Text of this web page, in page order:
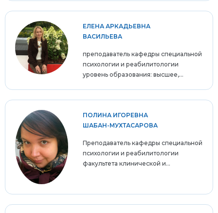
ЕЛЕНА АРКАДЬЕВНА
ВАСИЛЬЕВА
преподаватель кафедры специальной
психологии и реабилитологии
уровень образования: высшее,...
ПОЛИНА ИГОРЕВНА
ШАБАН-МУХТАСАРОВА
Преподаватель кафедры специальной
психологии и реабилитологии
факультета клинической и...